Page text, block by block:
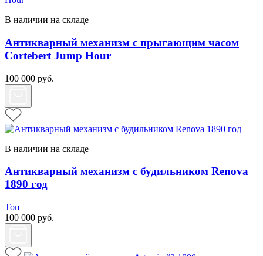
В наличии на складе
Антикварный механизм с прыгающим часом
Cortebert Jump Hour
100 000 руб.
В наличии на складе
Антикварный механизм с будильником Renova
1890 год
Топ
100 000 руб.